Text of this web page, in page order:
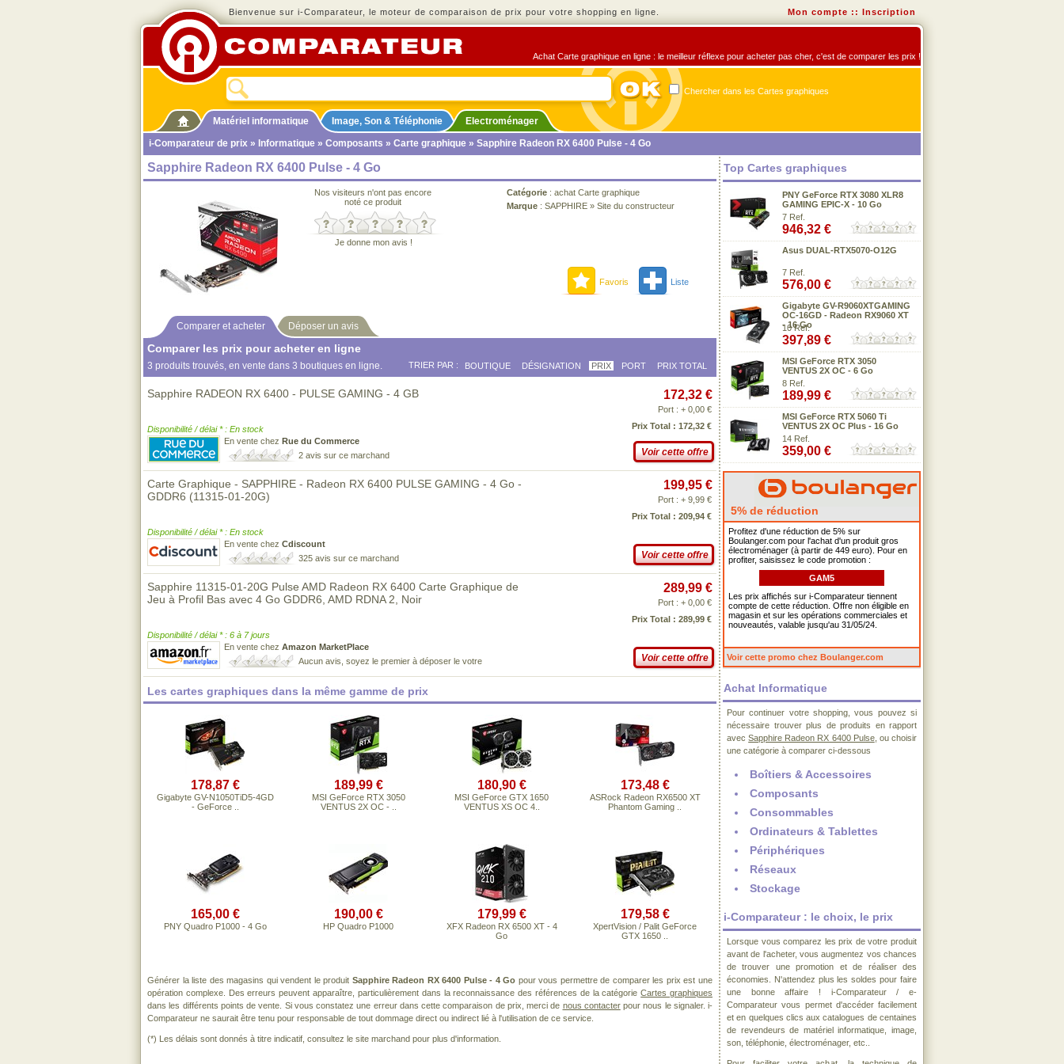
Bienvenue sur i-Comparateur, le moteur de comparaison de prix pour votre shopping en ligne. Mon compte :: Inscription
Achat Carte graphique en ligne : le meilleur réflexe pour acheter pas cher, c'est de comparer les prix !
Chercher dans les Cartes graphiques
Matériel informatique Image, Son & Téléphonie
Electroménager
i-Comparateur de prix » Informatique » Composants » Carte graphique » Sapphire Radeon RX 6400 Pulse - 4 Go
Sapphire Radeon RX 6400 Pulse - 4 Go
Nos visiteurs n'ont pas encore
noté ce produit
Je donne mon avis !
Catégorie : achat Carte graphique
Marque : SAPPHIRE » Site du constructeur
Favoris Liste
Comparer et acheter Déposer un avis
Comparer les prix pour acheter en ligne
3 produits trouvés, en vente dans 3 boutiques en ligne. TRIER PAR : BOUTIQUE DÉSIGNATION PRIX PORT PRIX TOTAL
Sapphire RADEON RX 6400 - PULSE GAMING - 4 GB
Disponibilité / délai * : En stock
En vente chez Rue du Commerce
2 avis sur ce marchand
172,32 €
Port : + 0,00 €
Prix Total : 172,32 €
Voir cette offre
Carte Graphique - SAPPHIRE - Radeon RX 6400 PULSE GAMING - 4 Go -
GDDR6 (11315-01-20G)
Disponibilité / délai * : En stock
En vente chez Cdiscount
325 avis sur ce marchand
199,95 €
Port : + 9,99 €
Prix Total : 209,94 €
Voir cette offre
Sapphire 11315-01-20G Pulse AMD Radeon RX 6400 Carte Graphique de
Jeu à Profil Bas avec 4 Go GDDR6, AMD RDNA 2, Noir
Disponibilité / délai * : 6 à 7 jours
En vente chez Amazon MarketPlace
Aucun avis, soyez le premier à déposer le votre
289,99 €
Port : + 0,00 €
Prix Total : 289,99 €
Voir cette offre
Les cartes graphiques dans la même gamme de prix
178,87 €
Gigabyte GV-N1050TiD5-4GD
- GeForce ..
189,99 €
MSI GeForce RTX 3050
VENTUS 2X OC - ..
180,90 €
MSI GeForce GTX 1650
VENTUS XS OC 4..
173,48 €
ASRock Radeon RX6500 XT
Phantom Gaming ..
165,00 €
PNY Quadro P1000 - 4 Go
190,00 €
HP Quadro P1000
179,99 €
XFX Radeon RX 6500 XT - 4
Go
179,58 €
XpertVision / Palit GeForce
GTX 1650 ..
Générer la liste des magasins qui vendent le produit Sapphire Radeon RX 6400 Pulse - 4 Go pour vous permettre de comparer les prix est une
opération complexe. Des erreurs peuvent apparaître, particulièrement dans la reconnaissance des références de la catégorieCartes graphiques
dans les différents points de vente. Si vous constatez une erreur dans cette comparaison de prix, merci de nous contacterpour nous le signaler. i-
Comparateur ne saurait être tenu pour responsable de tout dommage direct ou indirect lié à l'utilisation de ce service.
(*) Les délais sont donnés à titre indicatif, consultez le site marchand pour plus d'information.
Top Cartes graphiques
PNY GeForce RTX 3080 XLR8
GAMING EPIC-X - 10 Go
7 Ref.
946,32 €
Asus DUAL-RTX5070-O12G
7 Ref.
576,00 €
Gigabyte GV-R9060XTGAMING
OC-16GD - Radeon RX9060 XT
- 16 Go
10 Ref.
397,89 €
MSI GeForce RTX 3050
VENTUS 2X OC - 6 Go
8 Ref.
189,99 €
MSI GeForce RTX 5060 Ti
VENTUS 2X OC Plus - 16 Go
14 Ref.
359,00 €
5% de réduction
Profitez d'une réduction de 5% sur
Boulanger.com pour l'achat d'un produit gros
électroménager (à partir de 449 euro). Pour en
profiter, saisissez le code promotion :
GAM5
Les prix affichés sur i-Comparateur tiennent
compte de cette réduction. Offre non éligible en
magasin et sur les opérations commerciales et
nouveautés, valable jusqu'au 31/05/24.
Voir cette promo chez Boulanger.com
Achat Informatique
Pour continuer votre shopping, vous pouvez si
nécessaire trouver plus de produits en rapport
avecSapphire Radeon RX 6400 Pulse, ou choisir
une catégorie à comparer ci-dessous
Boîtiers & Accessoires
Composants
Consommables
Ordinateurs & Tablettes
Périphériques
Réseaux
Stockage
i-Comparateur : le choix, le prix
Lorsque vous comparez les prix de votre produit
avant de l'acheter, vous augmentez vos chances
de trouver une promotion et de réaliser des
économies. N'attendez plus les soldes pour faire
une bonne affaire ! i-Comparateur / e-
Comparateur vous permet d'accéder facilement
et en quelques clics aux catalogues de centaines
de revendeurs de matériel informatique, image,
son, téléphonie, électroménager, etc..